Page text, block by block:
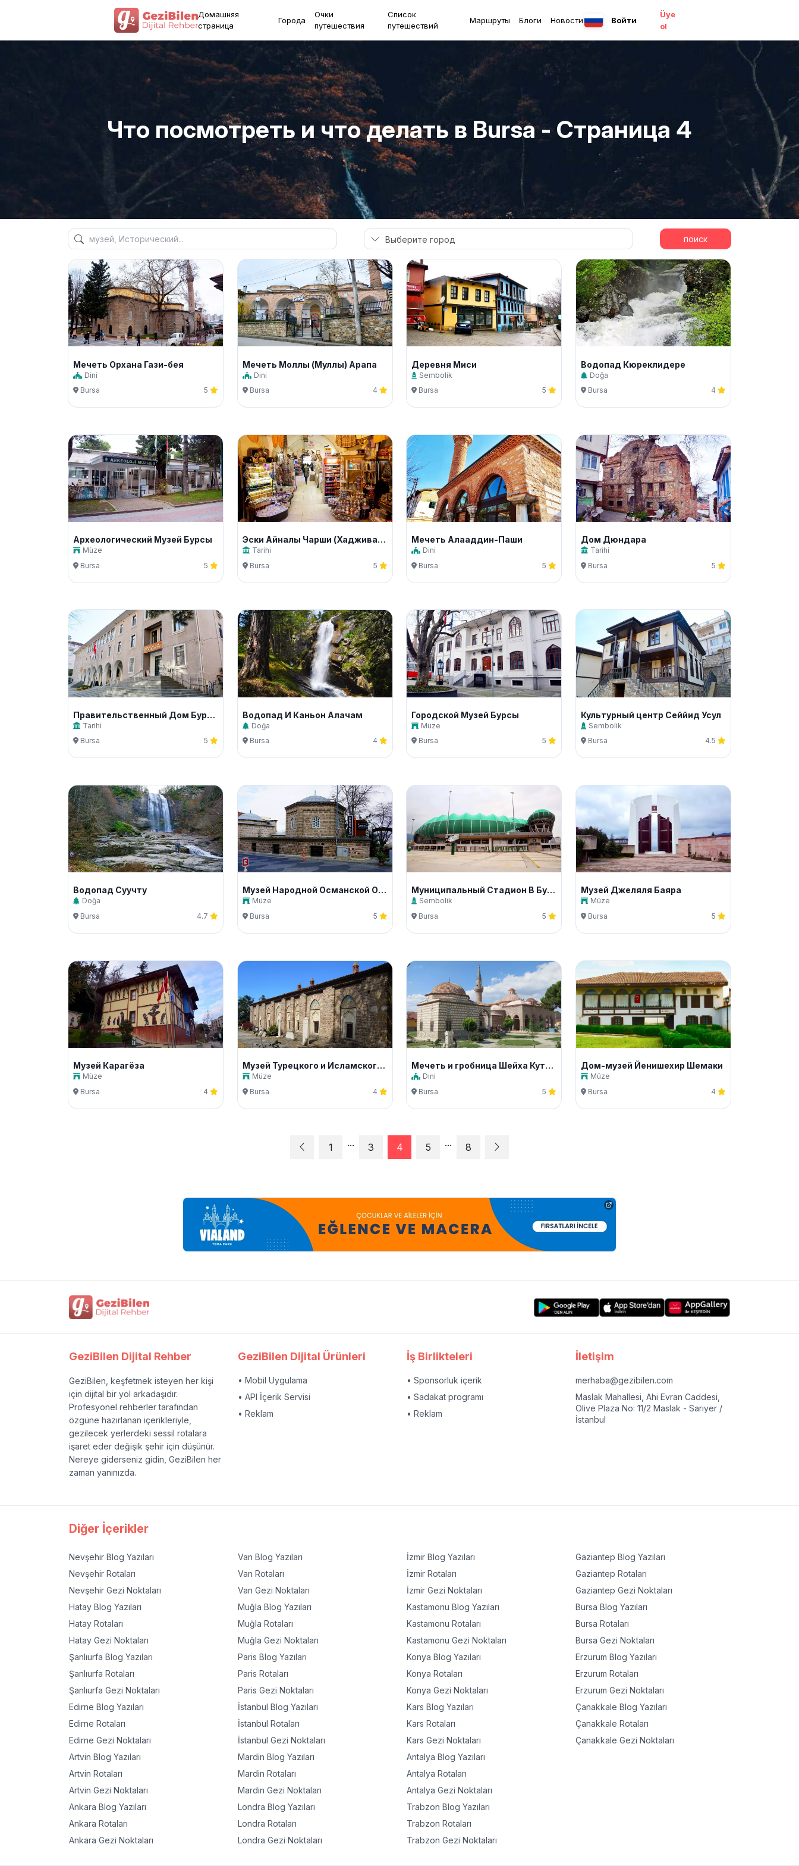
Домашняя
страница
Города
Очки
путешествия
Список
путешествий
Маршруты Блоги Новости Войти
Üye
ol
Что посмотреть и что делать в Bursa - Страница 4
поиск
Мечеть Орхана Гази-бея
Dini
Bursa
5
Мечеть Моллы (Муллы) Арапа
Dini
Bursa
4
Деревня Миси
Sembolik
Bursa
5
Водопад Кюреклидере
Doğa
Bursa
4
Археологический Музей Бурсы
Müze
Bursa
5
Эски Айналы Чарши (Хадживат Эль Санатлары)
Tarihi
Bursa
5
Мечеть Алааддин-Паши
Dini
Bursa
5
Дом Дюндара
Tarihi
Bursa
5
Правительственный Дом Бурсы
Tarihi
Bursa
5
Водопад И Каньон Алачам
Doğa
Bursa
4
Городской Музей Бурсы
Müze
Bursa
5
Культурный центр Сеййид Усул
Sembolik
Bursa
4.5
Водопад Суучту
Doğa
Bursa
4.7
Музей Народной Османской Одежды И Ювелирных Изделий Имени
Müze
Bursa
5
Муниципальный Стадион В Бурсе
Sembolik
Bursa
5
Музей Джеляля Баяра
Müze
Bursa
5
Музей Карагёза
Müze
Bursa
4
Музей Турецкого и Исламского Искусства (Йешил Медресе)
Müze
Bursa
4
Мечеть и гробница Шейха Кутбуддина
Dini
Bursa
5
Дом-музей Йенишехир Шемаки
Müze
Bursa
4
1 ... 3 4 5 ... 8
GeziBilen Dijital Rehber
GeziBilen, keşfetmek isteyen her kişi
için dijital bir yol arkadaşıdır.
Profesyonel rehberler tarafından
özgüne hazırlanan içerikleriyle,
gezilecek yerlerdeki sessil rotalara
işaret eder değişik şehir için düşünür.
Nereye giderseniz gidin, GeziBilen her
zaman yanınızda.
GeziBilen Dijital Ürünleri
• Mobil Uygulama
• API İçerik Servisi
• Reklam
İş Birlikteleri
• Sponsorluk içerik
• Sadakat programı
• Reklam
İletişim
merhaba@gezibilen.com
Maslak Mahallesi, Ahi Evran Caddesi,
Olive Plaza No: 11/2 Maslak - Sarıyer /
İstanbul
Diğer İçerikler
Nevşehir Blog Yazıları
Nevşehir Rotaları
Nevşehir Gezi Noktaları
Hatay Blog Yazıları
Hatay Rotaları
Hatay Gezi Noktaları
Şanlıurfa Blog Yazıları
Şanlıurfa Rotaları
Şanlıurfa Gezi Noktaları
Edirne Blog Yazıları
Edirne Rotaları
Edirne Gezi Noktaları
Artvin Blog Yazıları
Artvin Rotaları
Artvin Gezi Noktaları
Ankara Blog Yazıları
Ankara Rotaları
Ankara Gezi Noktaları
Van Blog Yazıları
Van Rotaları
Van Gezi Noktaları
Muğla Blog Yazıları
Muğla Rotaları
Muğla Gezi Noktaları
Paris Blog Yazıları
Paris Rotaları
Paris Gezi Noktaları
İstanbul Blog Yazıları
İstanbul Rotaları
İstanbul Gezi Noktaları
Mardin Blog Yazıları
Mardin Rotaları
Mardin Gezi Noktaları
Londra Blog Yazıları
Londra Rotaları
Londra Gezi Noktaları
İzmir Blog Yazıları
İzmir Rotaları
İzmir Gezi Noktaları
Kastamonu Blog Yazıları
Kastamonu Rotaları
Kastamonu Gezi Noktaları
Konya Blog Yazıları
Konya Rotaları
Konya Gezi Noktaları
Kars Blog Yazıları
Kars Rotaları
Kars Gezi Noktaları
Antalya Blog Yazıları
Antalya Rotaları
Antalya Gezi Noktaları
Trabzon Blog Yazıları
Trabzon Rotaları
Trabzon Gezi Noktaları
Gaziantep Blog Yazıları
Gaziantep Rotaları
Gaziantep Gezi Noktaları
Bursa Blog Yazıları
Bursa Rotaları
Bursa Gezi Noktaları
Erzurum Blog Yazıları
Erzurum Rotaları
Erzurum Gezi Noktaları
Çanakkale Blog Yazıları
Çanakkale Rotaları
Çanakkale Gezi Noktaları